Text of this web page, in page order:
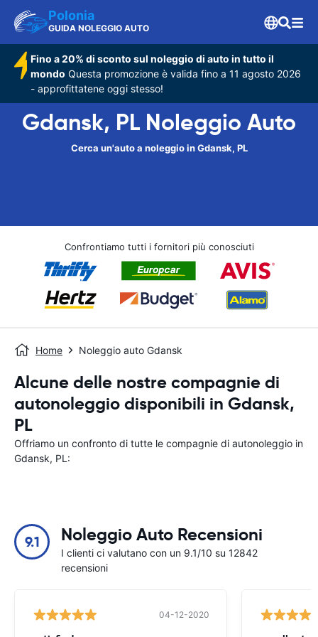
Polonia
GUIDA NOLEGGIO AUTO
Fino a 20% di sconto sul noleggio di auto in tutto il
mondo Questa promozione è valida fino a 11 agosto 2026
- approfittatene oggi stesso!
Gdansk, PL Noleggio Auto
Cerca un'auto a noleggio in Gdansk, PL
Confrontiamo tutti i fornitori più conosciuti
Home Noleggio auto Gdansk
Alcune delle nostre compagnie di
autonoleggio disponibili in Gdansk,
PL
Offriamo un confronto di tutte le compagnie di autonoleggio in
Gdansk, PL:
9.1 Noleggio Auto Recensioni
I clienti ci valutano con un 9.1/10 su 12842
recensioni
04-12-2020